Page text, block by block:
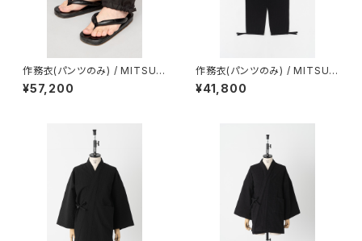
作務衣(パンツのみ) / MITSUB
OSHI / Super 140's wool /
平織強撚 / CHARCOAL（With
¥57,200
作務衣(パンツのみ) / MITSUB
OSHI / コットンウール / BLAC
K（With tailoring）
¥41,800